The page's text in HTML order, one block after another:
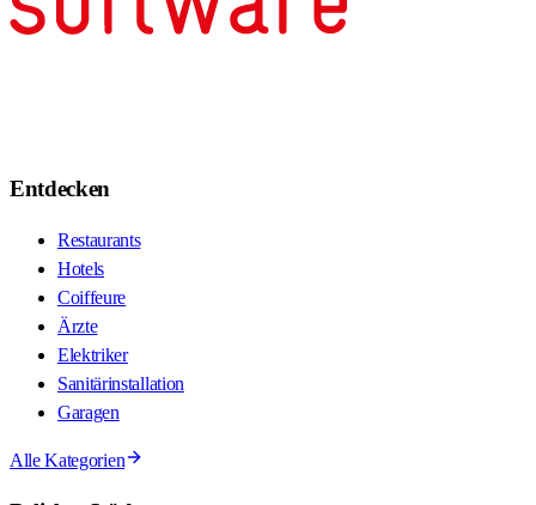
Entdecken
Restaurants
Hotels
Coiffeure
Ärzte
Elektriker
Sanitärinstallation
Garagen
Alle Kategorien